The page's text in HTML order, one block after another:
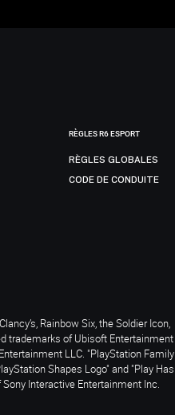
RÈGLES R6 ESPORT
RÈGLES GLOBALES
CODE DE CONDUITE
Rainbow Six, the Soldier Icon,
trademarks of Ubisoft Entertainment
LLC. "PlayStation Family
Shapes Logo" and "Play Has
Interactive Entertainment Inc.